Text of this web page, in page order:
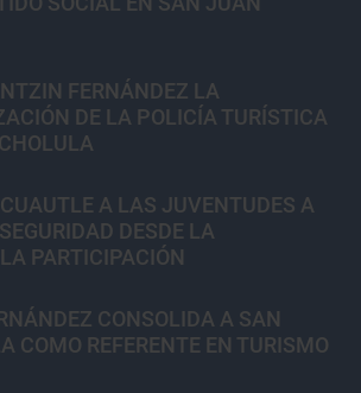
FERNÁNDEZ LA
DE LA POLICÍA TURÍSTICA
A LAS JUVENTUDES A
DESDE LA
PARTICIPACIÓN
CONSOLIDA A SAN
COMO REFERENTE EN TURISMO